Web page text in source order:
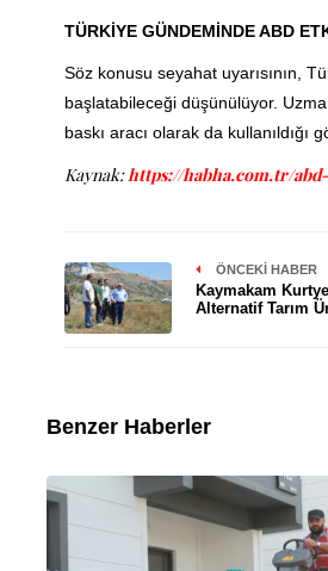
TÜRKİYE GÜNDEMİNDE ABD
Söz konusu seyahat uyarısının,
başlatabileceği düşünülüyor.
baskı aracı olarak da kullanıldığı
Kaynak: https://habha.com.tr/
ÖNCEKI HABER
Kaymakam
Alternatif Tarım
Benzer Haberler